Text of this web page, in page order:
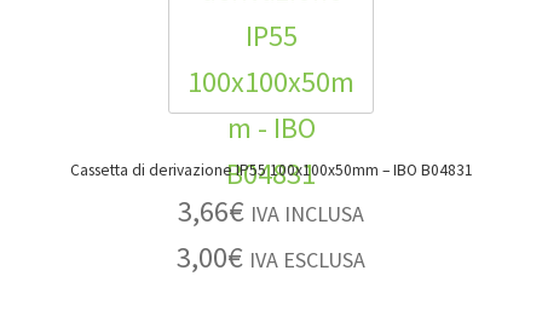
Cassetta di derivazione IP55 100x100x50mm – IBO B04831
3,66€ IVA INCLUSA
3,00€ IVA ESCLUSA